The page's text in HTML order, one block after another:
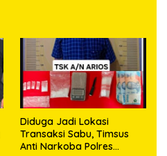
Diduga Jadi Lokasi
Transaksi Sabu, Timsus
Anti Narkoba Polres